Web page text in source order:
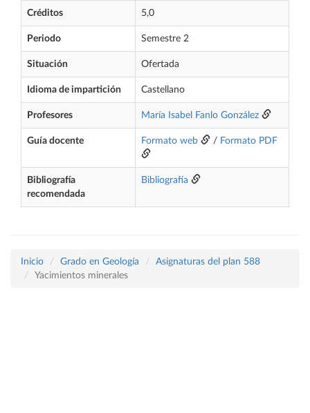
Créditos 5,0
Periodo Semestre 2
Situación Ofertada
Idioma de impartición Castellano
Profesores María Isabel Fanlo González
Guía docente Formato web / Formato PDF
Bibliografía
recomendada
Bibliografía
Inicio Grado en Geología
Asignaturas del plan 588
Yacimientos minerales